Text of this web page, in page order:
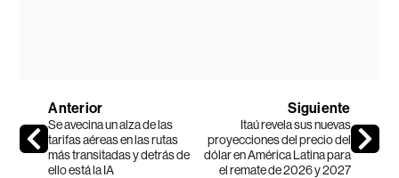
Anterior
Se avecina un alza de las
tarifas aéreas en las rutas
más transitadas y detrás de
ello está la IA
Siguiente
Itaú revela sus nuevas
proyecciones del precio del
dólar en América Latina para
el remate de 2026 y 2027